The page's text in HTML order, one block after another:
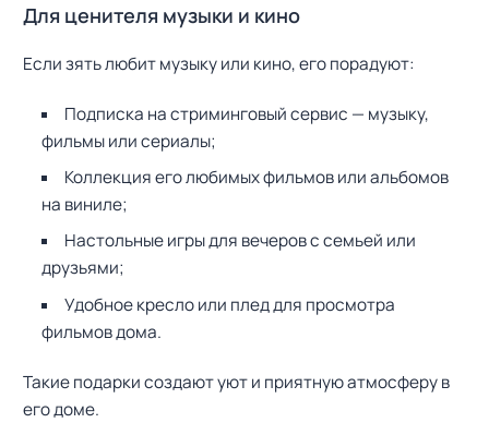
Для ценителя музыки и кино
Если зять любит музыку или кино, его порадуют:
Подписка на стриминговый сервис — музыку,
фильмы или сериалы;
Коллекция его любимых фильмов или альбомов
на виниле;
Настольные игры для вечеров с семьей или
друзьями;
Удобное кресло или плед для просмотра
фильмов дома.
Такие подарки создают уют и приятную атмосферу в
его доме.